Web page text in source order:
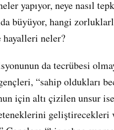
yapıyor, neye nasıl
büyüyor, hangi
neler?
da tecrübesi
“sahip oldukları
için altı çizilen unsur